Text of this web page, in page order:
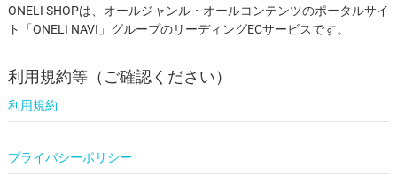
ONELI SHOPは、オールジャンル・オールコンテンツのポータルサイ
ト「ONELI NAVI」グループのリーディングECサービスです。
利用規約等（ご確認ください）
利用規約
プライバシーポリシー